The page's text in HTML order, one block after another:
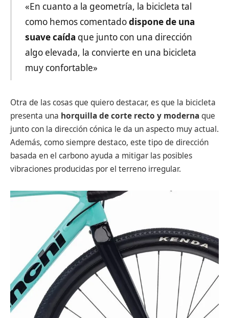
«En cuanto a la geometría, la bicicleta tal
como hemos comentadodispone de una
suave caída que junto con una dirección
algo elevada, la convierte en una bicicleta
muy confortable»
Otra de las cosas que quiero destacar, es que la bicicleta
presenta una horquilla de corte recto y modernaque
junto con la dirección cónica le da un aspecto muy actual.
Además, como siempre destaco, este tipo de dirección
basada en el carbono ayuda a mitigar las posibles
vibraciones producidas por el terreno irregular.